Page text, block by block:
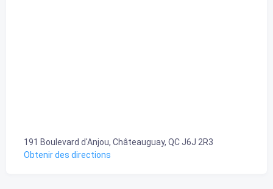
191 Boulevard d'Anjou, Châteauguay, QC J6J 2R3
Obtenir des directions